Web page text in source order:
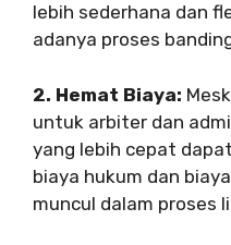
lebih sederhana dan
adanya proses
2. Hemat Biaya:
untuk arbiter dan
yang lebih cepat
biaya hukum dan
muncul dalam proses